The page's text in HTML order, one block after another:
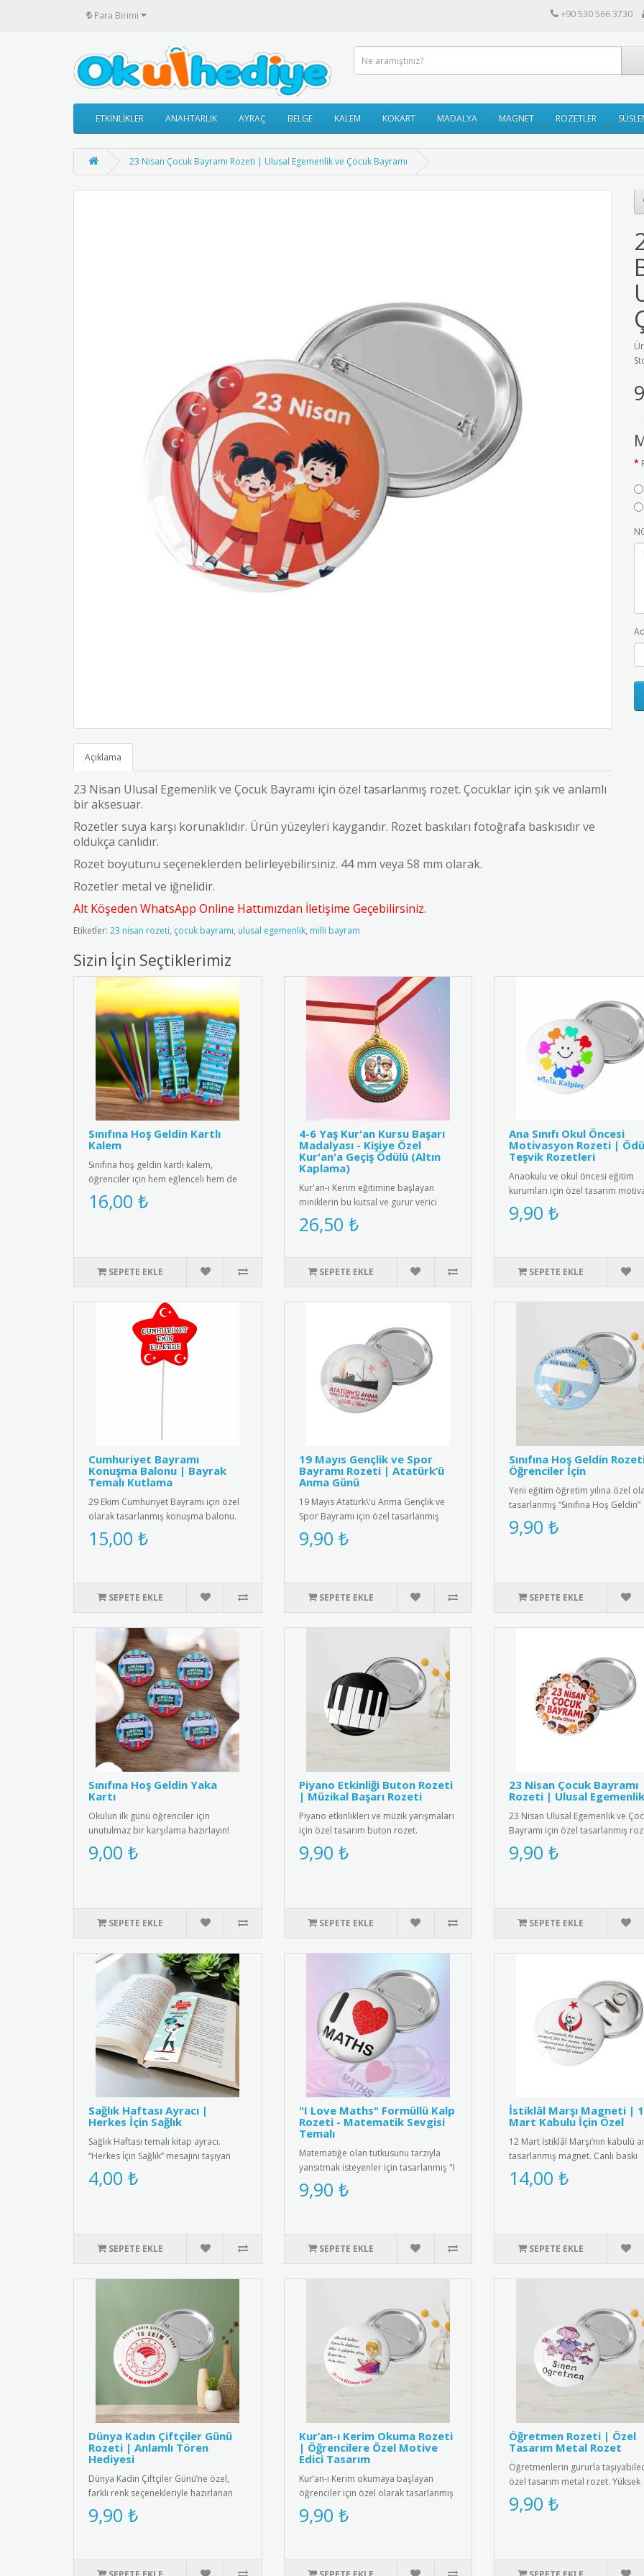
₺ Para Birimi +90 530 566 3730
ETKİNLİKLER ANAHTARLIK AYRAÇ BELGE KALEM KOKART MADALYA MAGNET ROZETLER
23 Nisan Çocuk Bayramı Rozeti | Ulusal Egemenlik ve Çocuk Bayramı
Açıklama
23 Nisan Ulusal Egemenlik ve Çocuk Bayramı için özel tasarlanmış rozet. Çocuklar için şık ve anlamlı
bir aksesuar.
Rozetler suya karşı korunaklıdır. Ürün yüzeyleri kaygandır. Rozet baskıları fotoğrafa baskısıdır ve
oldukça canlıdır.
Rozet boyutunu seçeneklerden belirleyebilirsiniz. 44 mm veya 58 mm olarak.
Rozetler metal ve iğnelidir.
Alt Köşeden WhatsApp Online Hattımızdan İletişime Geçebilirsiniz.
Etiketler: 23 nisan rozeti, çocuk bayramı, ulusal egemenlik, milli bayram
Sizin İçin Seçtiklerimiz
Sınıfına Hoş Geldin Kartlı
Kalem
Sınıfına hoş geldin kartlı kalem,
öğrenciler için hem eğlenceli hem de
kullanışlı bir hediye seçeneğ..
16,00 ₺
SEPETE EKLE
4-6 Yaş Kur'an Kursu Başarı
Madalyası - Kişiye Özel
Kur'an'a Geçiş Ödülü (Altın
Kaplama)
Kur'an-ı Kerim eğitimine başlayan
miniklerin bu kutsal ve gurur verici
başarısını taçlandırmak için ..
26,50 ₺
SEPETE EKLE
Ana Sınıfı Okul Öncesi
Motivasyon Rozeti |
Teşvik Rozetleri
Anaokulu ve okul öncesi eğitim
kurumları için özel tasarım
rozetleri. Çocukları teşvik et..
9,90 ₺
SEPETE EKLE
Cumhuriyet Bayramı
Konuşma Balonu | Bayrak
Temalı Kutlama
29 Ekim Cumhuriyet Bayramı için özel
olarak tasarlanmış konuşma balonu.
Üzerinde Türk bayrağı figürü..
15,00 ₺
SEPETE EKLE
19 Mayıs Gençlik ve Spor
Bayramı Rozeti | Atatürk’ü
Anma Günü
19 Mayıs Atatürk\'ü Anma Gençlik ve
Spor Bayramı için özel tasarlanmış
kaliteli metal rozet. Türk ba..
9,90 ₺
SEPETE EKLE
Sınıfına Hoş Geldin
Öğrenciler İçin
Yeni eğitim öğretim yılına özel
tasarlanmış “Sınıfına Hoş Geldin”
rozetleri, minik öğrenciler..
9,90 ₺
SEPETE EKLE
Sınıfına Hoş Geldin Yaka
Kartı
Okulun ilk günü öğrenciler için
unutulmaz bir karşılama hazırlayın!
Sınıfına Hoş Geldin yaka kartlar..
9,00 ₺
SEPETE EKLE
Piyano Etkinliği Buton Rozeti
| Müzikal Başarı Rozeti
Piyano etkinlikleri ve müzik yarışmaları
için özel tasarım buton rozet.
Öğrencilerin müzik başarılar..
9,90 ₺
SEPETE EKLE
23 Nisan Çocuk Bayramı
Rozeti | Ulusal Egemenlik
23 Nisan Ulusal Egemenlik ve
Bayramı için özel tasarlanmış
Çocuklar için şık ve anlamlı..
9,90 ₺
SEPETE EKLE
Sağlık Haftası Ayracı |
Herkes İçin Sağlık
Sağlık Haftası temalı kitap ayracı.
“Herkes İçin Sağlık” mesajını taşıyan
anlamlı ve farkındalık kaz..
4,00 ₺
SEPETE EKLE
"I Love Maths" Formüllü Kalp
Rozeti - Matematik Sevgisi
Temalı
Matematiğe olan tutkusunu tarzıyla
yansıtmak isteyenler için tasarlanmış "I
Love Maths" metal yaka r..
9,90 ₺
SEPETE EKLE
İstiklâl Marşı Magneti |
Mart Kabulu İçin Özel
12 Mart İstiklâl Marşı’nın kabulü
tasarlanmış magnet. Canlı baskı
kalitesiyle fotoğraflı ya ..
14,00 ₺
SEPETE EKLE
Dünya Kadın Çiftçiler Günü
Rozeti | Anlamlı Tören
Hediyesi
Dünya Kadın Çiftçiler Günü’ne özel,
farklı renk seçenekleriyle hazırlanan
rozetiyle hem anlamlı hem ..
9,90 ₺
Kur’an-ı Kerim Okuma Rozeti
| Öğrencilere Özel Motive
Edici Tasarım
Kur’an-ı Kerim okumaya başlayan
öğrenciler için özel olarak tasarlanmış
bu rozet, eğitim sürecini de..
9,90 ₺
Öğretmen Rozeti | Özel
Tasarım Metal Rozet
Öğretmenlerin gururla
özel tasarım metal rozet. Yüksek
kaliteli metal malzemeden üret..
9,90 ₺